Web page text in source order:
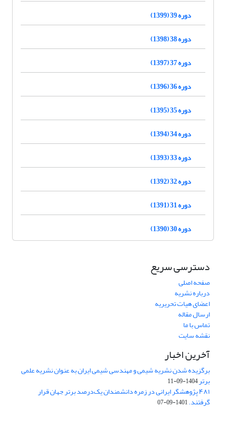
دوره 39 (1399)
دوره 38 (1398)
دوره 37 (1397)
دوره 36 (1396)
دوره 35 (1395)
دوره 34 (1394)
دوره 33 (1393)
دوره 32 (1392)
دوره 31 (1391)
دوره 30 (1390)
دسترسی سریع
صفحه اصلی
درباره نشریه
اعضای هیات تحریریه
ارسال مقاله
تماس با ما
نقشه سایت
آخرین اخبار
برگزیده شدن نشریه شیمی و مهندسی شیمی ایران به عنوان نشریه علمی
برتر1404-09-11
۴۸۱ پژوهشگر ایرانی در زمره دانشمندان یک‌درصد برتر جهان قرار
گرفتند.1401-09-07